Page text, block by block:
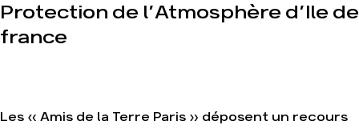
Valeurs
Équipes et
Je soutiens les Amis de la
Mode : une tendance
destructrice
Protection de l’Atmosphère d’Ile de
france
Les « Amis de la Terre Paris » déposent un recours